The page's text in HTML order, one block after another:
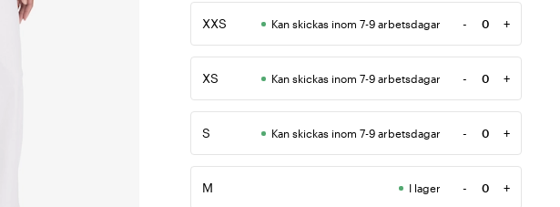
XXS Kan skickas inom 7-9 arbetsdagar -
Antal
+
XS Kan skickas inom 7-9 arbetsdagar -
Antal
+
S Kan skickas inom 7-9 arbetsdagar -
Antal
+
M I lager -
Antal
+